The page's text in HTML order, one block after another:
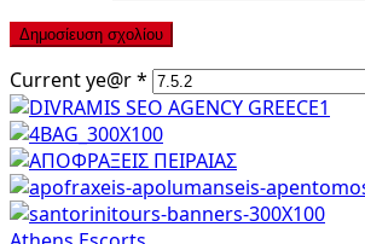
Current ye@r*